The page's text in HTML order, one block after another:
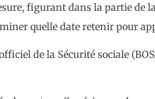
figurant dans la partie de
quelle date retenir pour
de la Sécurité sociale